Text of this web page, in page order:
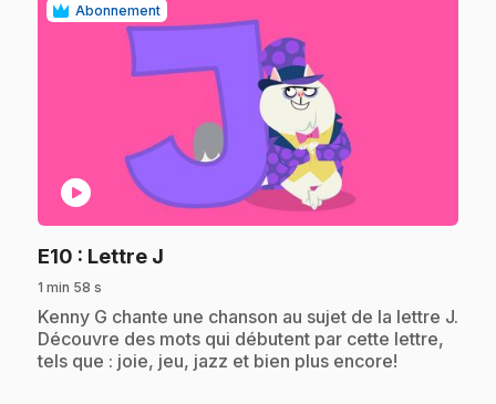
Abonnement
play_circle
E10 : Lettre J
1 min 58 s
.Kenny G chante une chanson au sujet de la lettre J.
Découvre des mots qui débutent par cette lettre,
tels que : joie, jeu, jazz et bien plus encore!